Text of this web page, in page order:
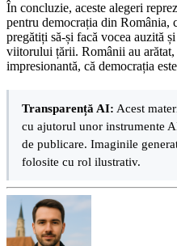
În concluzie, aceste alegeri
pentru democrația din România,
pregătiți să-și facă vocea auzită
viitorului țării. Românii au arătat,
impresionantă, că democrația
Transparență AI: Acest
cu ajutorul unor instrumente
de publicare. Imaginile
folosite cu rol ilustrativ.